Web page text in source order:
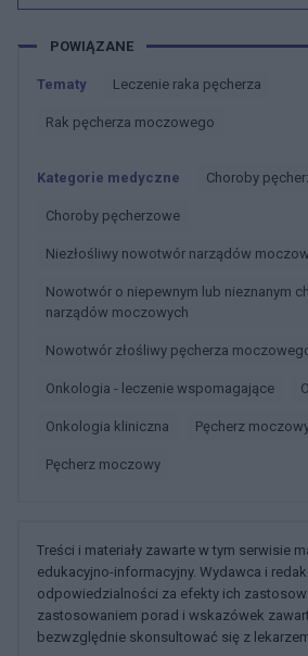
POWIĄZANE
Tematy Leczenie raka pęcherza
Rak pęcherza moczowego
Kategorie medyczne Choroby
Choroby pęcherzowe
Niezłośliwy nowotwór narządów
Nowotwór o niepewnym lub nieznanym charakterze
narządów moczowych
Nowotwór złośliwy pęcherza
Onkologia - leczenie wspomagające
Onkologia kliniczna Pęcherz
Pęcherz moczowy
Treści i materiały zawarte w tym serwisie
edukacyjno-informacyjny. Wydawca i
odpowiedzialności za efekty ich
zastosowaniem porad i wskazówek
bezwzględnie skonsultować się z